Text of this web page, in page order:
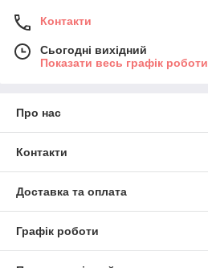
Контакти
Сьогодні вихідний
Показати весь графік роботи
Про нас
Контакти
Доставка та оплата
Графік роботи